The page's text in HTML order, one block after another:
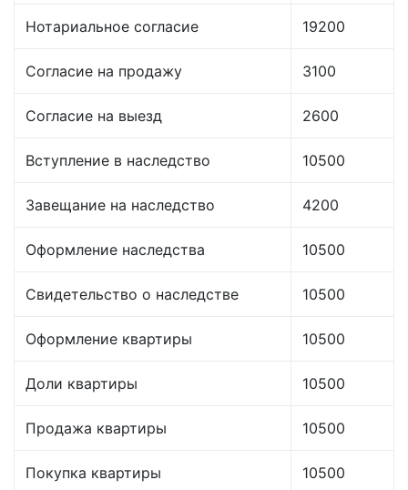
Нотариальное согласие 19200
Согласие на продажу 3100
Согласие на выезд 2600
Вступление в наследство 10500
Завещание на наследство 4200
Оформление наследства 10500
Свидетельство о наследстве 10500
Оформление квартиры 10500
Доли квартиры 10500
Продажа квартиры 10500
Покупка квартиры 10500